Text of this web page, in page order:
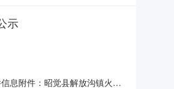
示
息附件：昭觉县解放沟镇火普